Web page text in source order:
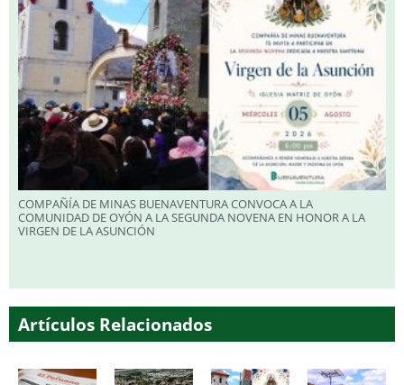
COMPAÑÍA DE MINAS BUENAVENTURA CONVOCA A LA
COMUNIDAD DE OYÓN A LA SEGUNDA NOVENA EN HONOR A LA
VIRGEN DE LA ASUNCIÓN
Artículos Relacionados